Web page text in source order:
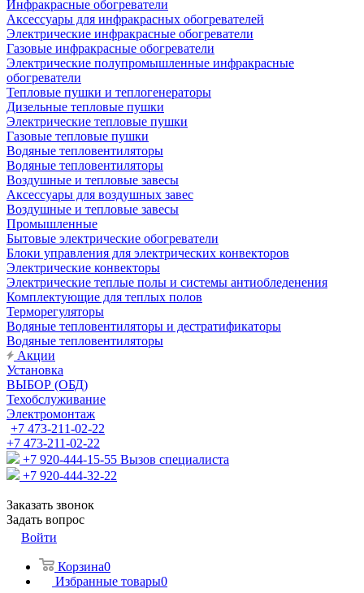
Инфракрасные обогреватели
Аксессуары для инфракрасных обогревателей
Электрические инфракрасные обогреватели
Газовые инфракрасные обогреватели
Электрические полупромышленные инфракрасные
обогреватели
Тепловые пушки и теплогенераторы
Дизельные тепловые пушки
Электрические тепловые пушки
Газовые тепловые пушки
Водяные тепловентиляторы
Водяные тепловентиляторы
Воздушные и тепловые завесы
Аксессуары для воздушных завес
Воздушные и тепловые завесы
Промышленные
Бытовые электрические обогреватели
Блоки управления для электрических конвекторов
Электрические конвекторы
Электрические теплые полы и системы антиобледенения
Комплектующие для теплых полов
Терморегуляторы
Водяные тепловентиляторы и дестратификаторы
Водяные тепловентиляторы
Акции
Установка
ВЫБОР (ОБД)
Техобслуживание
Электромонтаж
+7 473-211-02-22
+7 473-211-02-22
+7 920-444-15-55 Вызов специалиста
+7 920-444-32-22
Заказать звонок
Задать вопрос
Войти
Корзина0
Избранные товары0